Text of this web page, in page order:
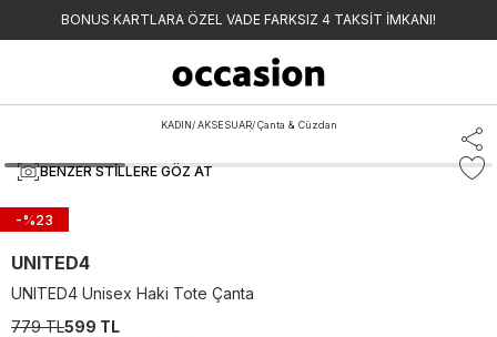
BONUS KARTLARA ÖZEL VADE FARKSIZ 4 TAKSİT İMKANI!
KADIN/ AKSESUAR/ Çanta & Cüzdan
BENZER STILLERE GÖZ AT
-%23
UNITED4
UNITED4 Unisex Haki Tote Çanta
779 TL599 TL